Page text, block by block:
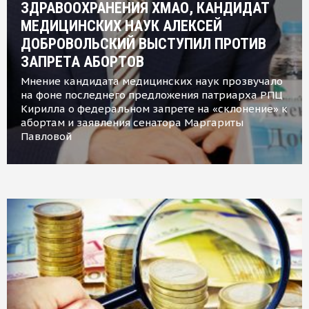
ЗДРАВООХРАНЕНИЯ ХМАО, КАНДИДАТ
МЕДИЦИНСКИХ НАУК АЛЕКСЕЙ
ДОБРОВОЛЬСКИЙ ВЫСТУПИЛ ПРОТИВ
ЗАПРЕТА АБОРТОВ
Мнение кандидата медицинских наук прозвучало
на фоне последнего предложения патриарха РПЦ
Кирилла о федеральном запрете на «склонение» к
абортам и заявления сенатора Маргариты
Павловой